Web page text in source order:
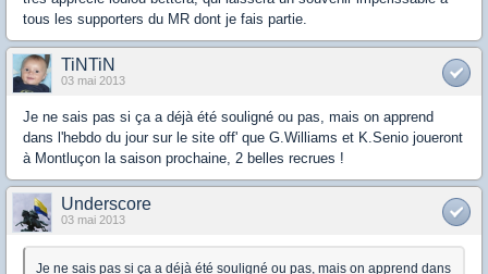
tous les supporters du MR dont je fais partie.
TiNTiN
03 mai 2013
Je ne sais pas si ça a déjà été souligné ou pas, mais on apprend
dans l'hebdo du jour sur le site off' que G.Williams et K.Senio joueront
à Montluçon la saison prochaine, 2 belles recrues !
Underscore
03 mai 2013
Je ne sais pas si ça a déjà été souligné ou pas, mais on apprend dans